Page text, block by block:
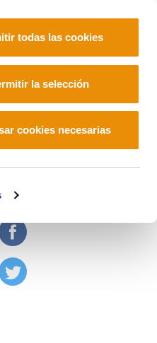
todas las cookies
la selección
cookies necesarias